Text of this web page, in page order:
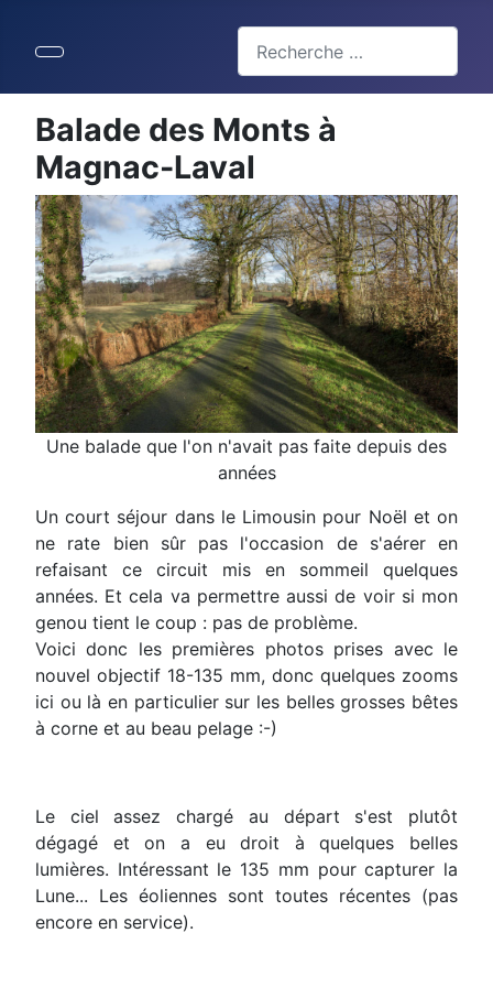
Type 2 or more characters for
Balade des Monts à
Magnac-Laval
Une balade que l'on n'avait pas faite depuis des
années
Un court séjour dans le Limousin pour Noël et on
ne rate bien sûr pas l'occasion de s'aérer en
refaisant ce circuit mis en sommeil quelques
années. Et cela va permettre aussi de voir si mon
genou tient le coup : pas de problème.
Voici donc les premières photos prises avec le
nouvel objectif 18-135 mm, donc quelques zooms
ici ou là en particulier sur les belles grosses bêtes
à corne et au beau pelage :-)
Le ciel assez chargé au départ s'est plutôt
dégagé et on a eu droit à quelques belles
lumières. Intéressant le 135 mm pour capturer la
Lune... Les éoliennes sont toutes récentes (pas
encore en service).